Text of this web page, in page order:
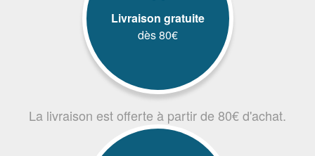
Livraison gratuite
dès 80€
La livraison est offerte à partir de 80€ d'achat.